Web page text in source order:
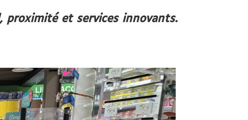
et services innovants.